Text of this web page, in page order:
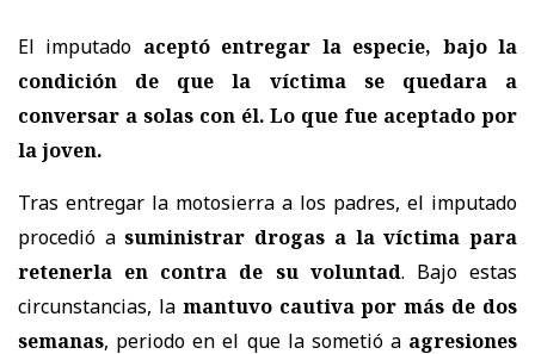
El imputado aceptó entregar la especie, bajo la
condición de que la víctima se quedara a
conversar a solas con él. Lo que fue aceptado por
la joven.
Tras entregar la motosierra a los padres, el imputado
procedió asuministrar drogas a la víctima para
retenerla en contra de su voluntad. Bajo estas
circunstancias, la mantuvo cautiva por más de dos
semanas, periodo en el que la sometió a agresiones